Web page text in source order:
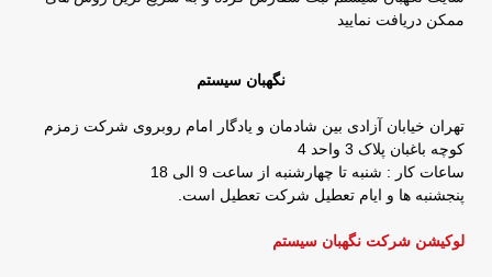
ممکن دریافت نمایید
نگهبان سیستم
تهران خیابان آزادی بین شادمان و یادگار امام روبروی شرکت زمزم
کوچه باغبان پلاک 3 واحد 4
ساعات کار : شنبه تا چهارشنبه از ساعت 9 الی 18
پنجشنبه ها و ایام تعطیل شرکت تعطیل است.
لوکیشن شرکت نگهبان سیستم